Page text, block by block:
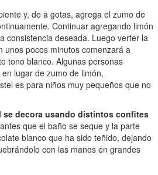
y, de a gotas, agrega el zumo de
Continuar agregando limón
consistencia deseada. Luego verter la
unos pocos minutos comenzará a
tono blanco. Algunas personas
lugar de zumo de limón,
es para niños muy pequeños que no
se decora usando distintos confites
que el baño se seque y la parte
blanco que ha sido teñido, dejando
con las manos en grandes